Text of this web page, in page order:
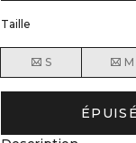
Taille
S M